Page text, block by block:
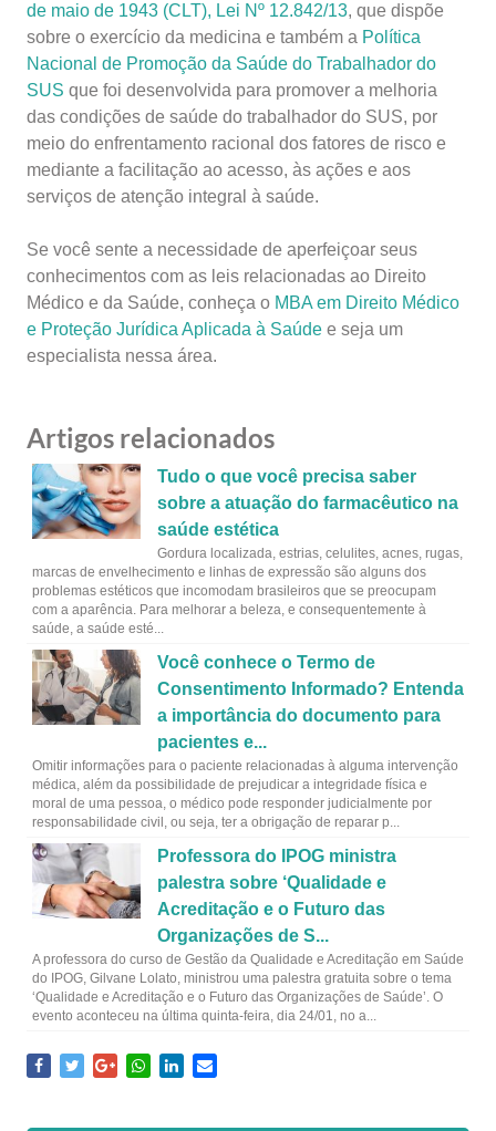
de maio de 1943 (CLT), Lei Nº 12.842/13, que dispõe
sobre o exercício da medicina e também a Política
Nacional de Promoção da Saúde do Trabalhador do
SUS que foi desenvolvida para promover a melhoria
das condições de saúde do trabalhador do SUS, por
meio do enfrentamento racional dos fatores de risco e
mediante a facilitação ao acesso, às ações e aos
serviços de atenção integral à saúde.
Se você sente a necessidade de aperfeiçoar seus
conhecimentos com as leis relacionadas ao Direito
Médico e da Saúde, conheça o MBA em Direito Médico
e Proteção Jurídica Aplicada à Saúde e seja um
especialista nessa área.
Artigos relacionados
Tudo o que você precisa saber
sobre a atuação do farmacêutico na
saúde estética
Gordura localizada, estrias, celulites, acnes, rugas,
marcas de envelhecimento e linhas de expressão são alguns dos
problemas estéticos que incomodam brasileiros que se preocupam
com a aparência. Para melhorar a beleza, e consequentemente à
saúde, a saúde esté...
Você conhece o Termo de
Consentimento Informado? Entenda
a importância do documento para
pacientes e...
Omitir informações para o paciente relacionadas à alguma intervenção
médica, além da possibilidade de prejudicar a integridade física e
moral de uma pessoa, o médico pode responder judicialmente por
responsabilidade civil, ou seja, ter a obrigação de reparar p...
Professora do IPOG ministra
palestra sobre ‘Qualidade e
Acreditação e o Futuro das
Organizações de S...
A professora do curso de Gestão da Qualidade e Acreditação em Saúde
do IPOG, Gilvane Lolato, ministrou uma palestra gratuita sobre o tema
‘Qualidade e Acreditação e o Futuro das Organizações de Saúde’. O
evento aconteceu na última quinta-feira, dia 24/01, no a...